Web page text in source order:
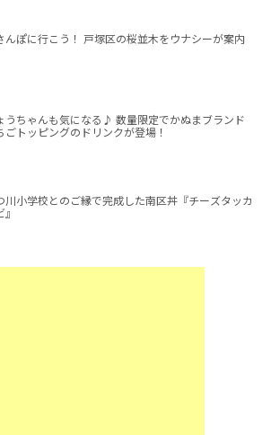
んぽに行こう！ 戸塚区の桜並木をウナシーが案内
うちゃんも気になる♪ 数量限定でかぬまブランド
ごトッピングのドリンクが登場！
川小学校とのご縁で完成した南区丼『チーズタッカ